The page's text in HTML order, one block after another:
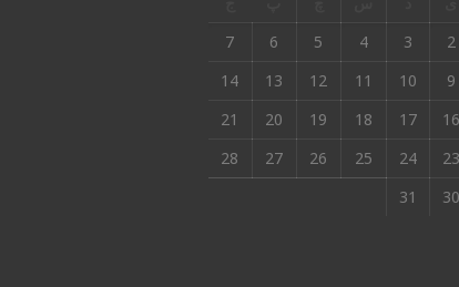
2
3
4
5
6
7
9
10
11
12
13
14
16
17
18
19
20
21
23
24
25
26
27
28
30
31